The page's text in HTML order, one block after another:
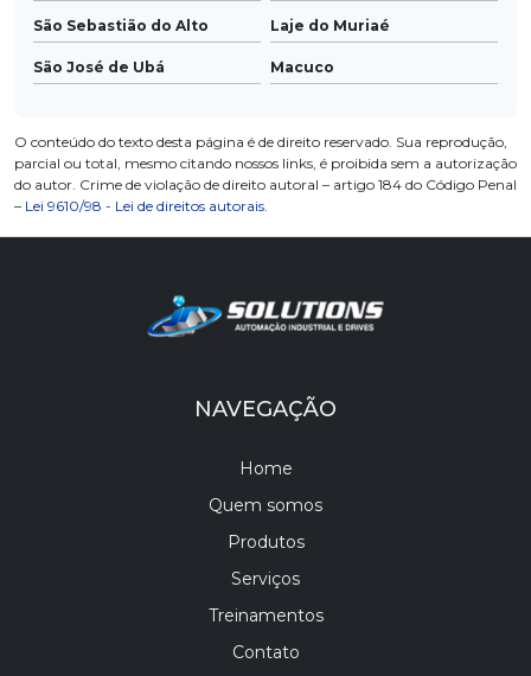
São Sebastião do Alto Laje do Muriaé
São José de Ubá Macuco
O conteúdo do texto desta página é de direito reservado. Sua reprodução,
parcial ou total, mesmo citando nossos links, é proibida sem a autorização
do autor. Crime de violação de direito autoral – artigo 184 do Código Penal
– Lei 9610/98 - Lei de direitos autorais.
NAVEGAÇÃO
Home
Quem somos
Produtos
Serviços
Treinamentos
Contato